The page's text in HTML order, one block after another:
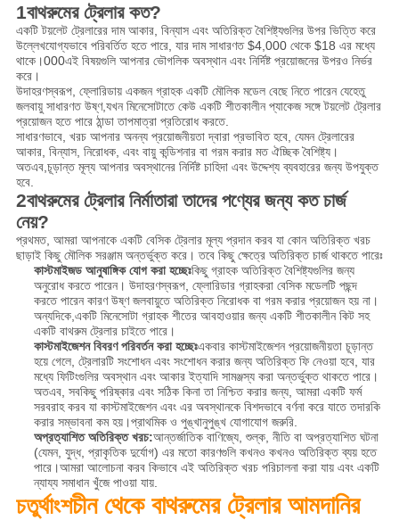
1বাথরুমের ট্রেলার কত?
একটি টয়লেট ট্রেলারের দাম আকার, বিন্যাস এবং অতিরিক্ত বৈশিষ্ট্যগুলির উপর ভিত্তি করে
উল্লেখযোগ্যভাবে পরিবর্তিত হতে পারে, যার দাম সাধারণত $4,000 থেকে $18 এর মধ্যে
থাকে।000এই বিষয়গুলি আপনার ভৌগলিক অবস্থান এবং নির্দিষ্ট প্রয়োজনের উপরও নির্ভর
করে।
উদাহরণস্বরূপ, ফ্লোরিডায় একজন গ্রাহক একটি মৌলিক মডেল বেছে নিতে পারেন যেহেতু
জলবায়ু সাধারণত উষ্ণ,যখন মিনেসোটাতে কেউ একটি শীতকালীন প্যাকেজ সঙ্গে টয়লেট ট্রেলার
প্রয়োজন হতে পারে ঠান্ডা তাপমাত্রা প্রতিরোধ করতে.
সাধারণভাবে, খরচ আপনার অনন্য প্রয়োজনীয়তা দ্বারা প্রভাবিত হবে, যেমন ট্রেলারের
আকার, বিন্যাস, নিরোধক, এবং বায়ু কন্ডিশনার বা গরম করার মত ঐচ্ছিক বৈশিষ্ট্য।
অতএব,চূড়ান্ত মূল্য আপনার অবস্থানের নির্দিষ্ট চাহিদা এবং উদ্দেশ্য ব্যবহারের জন্য উপযুক্ত
হবে.
2বাথরুমের ট্রেলার নির্মাতারা তাদের পণ্যের জন্য কত চার্জ
নেয়?
প্রথমত, আমরা আপনাকে একটি বেসিক ট্রেলার মূল্য প্রদান করব যা কোন অতিরিক্ত খরচ
ছাড়াই কিছু মৌলিক সরঞ্জাম অন্তর্ভুক্ত করে। তবে কিছু ক্ষেত্রে অতিরিক্ত চার্জ থাকতে পারেঃ
কাস্টমাইজড আনুষাঙ্গিক যোগ করা হচ্ছেঃকিছু গ্রাহক অতিরিক্ত বৈশিষ্ট্যগুলির জন্য
অনুরোধ করতে পারেন। উদাহরণস্বরূপ, ফ্লোরিডার গ্রাহকরা বেসিক মডেলটি পছন্দ
করতে পারেন কারণ উষ্ণ জলবায়ুতে অতিরিক্ত নিরোধক বা গরম করার প্রয়োজন হয় না।
অন্যদিকে,একটি মিনেসোটা গ্রাহক শীতের আবহাওয়ার জন্য একটি শীতকালীন কিট সহ
একটি বাথরুম ট্রেলার চাইতে পারে।
কাস্টমাইজেশন বিবরণ পরিবর্তন করা হচ্ছেঃএকবার কাস্টমাইজেশন প্রয়োজনীয়তা চূড়ান্ত
হয়ে গেলে, ট্রেলারটি সংশোধন এবং সংশোধন করার জন্য অতিরিক্ত ফি নেওয়া হবে, যার
মধ্যে ফিটিংগুলির অবস্থান এবং আকার ইত্যাদি সামঞ্জস্য করা অন্তর্ভুক্ত থাকতে পারে।
অতএব, সবকিছু পরিষ্কার এবং সঠিক কিনা তা নিশ্চিত করার জন্য, আমরা একটি ফর্ম
সরবরাহ করব যা কাস্টমাইজেশন এবং এর অবস্থানকে বিশদভাবে বর্ণনা করে যাতে তদারকি
করার সম্ভাবনা কম হয়।প্রাথমিক ও পুঙ্খানুপুঙ্খ যোগাযোগ জরুরি.
অপ্রত্যাশিত অতিরিক্ত খরচ:আন্তর্জাতিক বাণিজ্যে, শুল্ক, নীতি বা অপ্রত্যাশিত ঘটনা
(যেমন, যুদ্ধ, প্রাকৃতিক দুর্যোগ) এর মতো কারণগুলি কখনও কখনও অতিরিক্ত ব্যয় হতে
পারে।আমরা আলোচনা করব কিভাবে এই অতিরিক্ত খরচ পরিচালনা করা যায় এবং একটি
ন্যায্য সমাধান খুঁজে পাওয়া যায়.
চতুর্থাংশচীন থেকে বাথরুমের ট্রেলার আমদানির